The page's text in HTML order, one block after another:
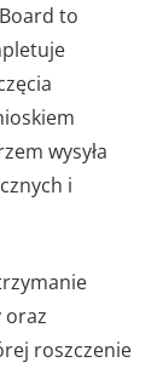
to
wysyła
i
oraz
roszczenie